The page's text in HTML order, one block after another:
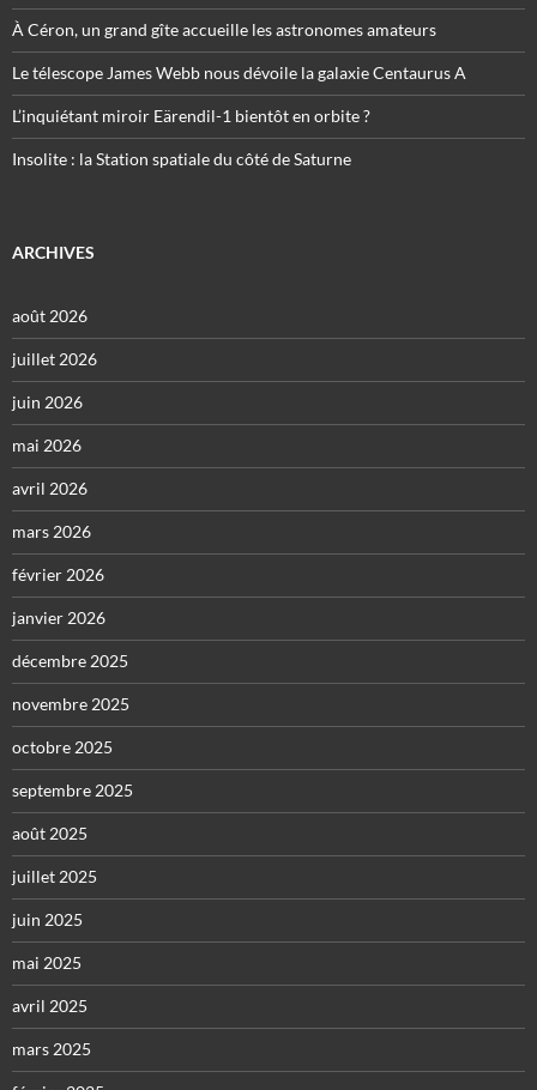
À Céron, un grand gîte accueille les astronomes amateurs
Le télescope James Webb nous dévoile la galaxie Centaurus A
L’inquiétant miroir Eärendil-1 bientôt en orbite ?
Insolite : la Station spatiale du côté de Saturne
ARCHIVES
août 2026
juillet 2026
juin 2026
mai 2026
avril 2026
mars 2026
février 2026
janvier 2026
décembre 2025
novembre 2025
octobre 2025
septembre 2025
août 2025
juillet 2025
juin 2025
mai 2025
avril 2025
mars 2025